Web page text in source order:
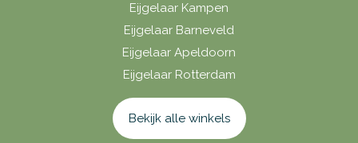
Eijgelaar Kampen
Eijgelaar Barneveld
Eijgelaar Apeldoorn
Eijgelaar Rotterdam
Bekijk alle winkels